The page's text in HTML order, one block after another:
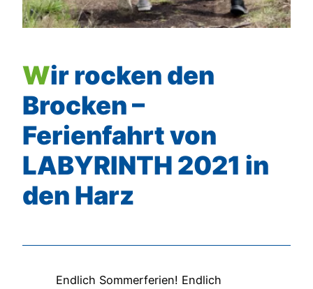
Wir rocken den
Brocken –
Ferienfahrt von
LABYRINTH 2021 in
den Harz
Endlich Sommerferien! Endlich